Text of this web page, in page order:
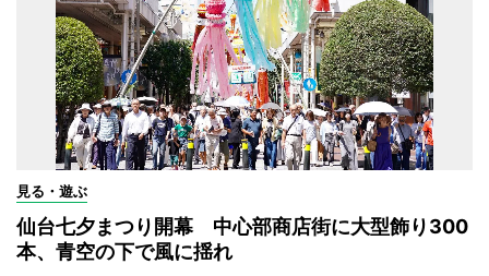
見る・遊ぶ
仙台七夕まつり開幕 中心部商店街に大型飾り300
本、青空の下で風に揺れ